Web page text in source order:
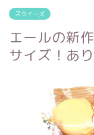
スクイーズ
エールの新
サイズ！あ